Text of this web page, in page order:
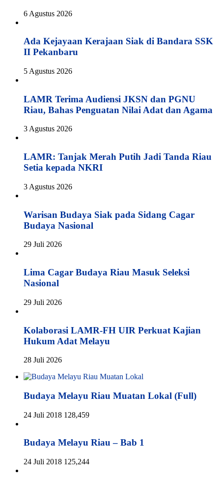
6 Agustus 2026
Ada Kejayaan Kerajaan Siak di Bandara SSK
II Pekanbaru
5 Agustus 2026
LAMR Terima Audiensi JKSN dan PGNU
Riau, Bahas Penguatan Nilai Adat dan Agama
3 Agustus 2026
LAMR: Tanjak Merah Putih Jadi Tanda Riau
Setia kepada NKRI
3 Agustus 2026
Warisan Budaya Siak pada Sidang Cagar
Budaya Nasional
29 Juli 2026
Lima Cagar Budaya Riau Masuk Seleksi
Nasional
29 Juli 2026
Kolaborasi LAMR-FH UIR Perkuat Kajian
Hukum Adat Melayu
28 Juli 2026
Budaya Melayu Riau Muatan Lokal (Full)
24 Juli 2018 128,459
Budaya Melayu Riau – Bab 1
24 Juli 2018 125,244